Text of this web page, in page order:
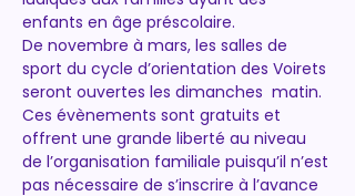
enfants en âge préscolaire.
De novembre à mars, les salles de
sport du cycle d’orientation des Voirets
seront ouvertes les dimanches  matin.
Ces évènements sont gratuits et
offrent une grande liberté au niveau
de l’organisation familiale puisqu’il n’est
pas nécessaire de s’inscrire à l’avance